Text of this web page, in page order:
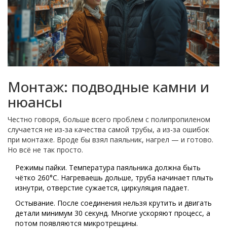
Монтаж: подводные камни и
нюансы
Честно говоря, больше всего проблем с полипропиленом
случается не из-за качества самой трубы, а из-за ошибок
при монтаже. Вроде бы взял паяльник, нагрел — и готово.
Но всё не так просто.
Режимы пайки. Температура паяльника должна быть
чётко 260°C. Нагреваешь дольше, труба начинает плыть
изнутри, отверстие сужается, циркуляция падает.
Остывание. После соединения нельзя крутить и двигать
детали минимум 30 секунд. Многие ускоряют процесс, а
потом появляются микротрещины.